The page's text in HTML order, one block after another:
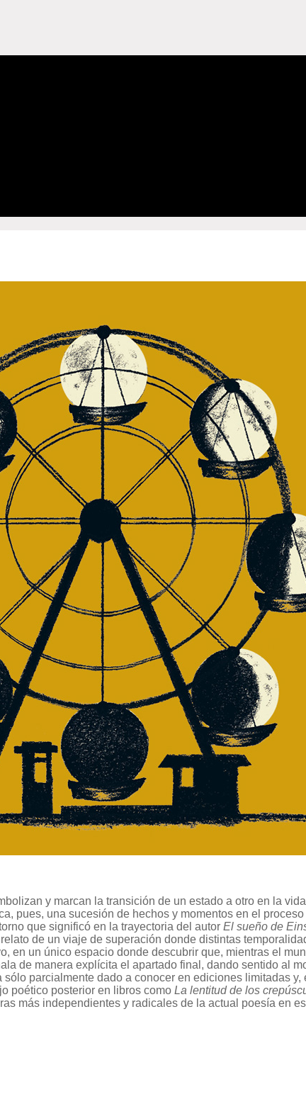
y marcan la transición de un estado a otro en la
pues, una sucesión de hechos y momentos en el
que significó en la trayectoria del autor El sueño de
de un viaje de superación donde distintas
en un único espacio donde descubrir que, mientras el
de manera explícita el apartado final, dando sentido al
parcialmente dado a conocer en ediciones limitadas
poético posterior en libros como La lentitud de los
más independientes y radicales de la actual poesía en